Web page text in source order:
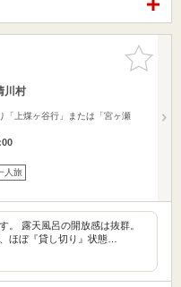
お気に入
りに追加
川村
「上煤ヶ谷行」または「宮ヶ瀬
人旅
。 露天風呂の開放感は抜群。
ほぼ『貸し切り』状態…